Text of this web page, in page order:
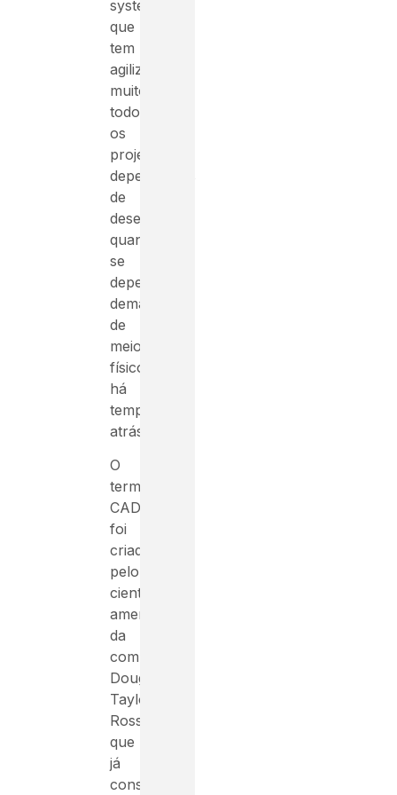
system),
que
tem
agilizado
muito
todos
os
projetos
dependentes
de
desenhos,
quando
se
dependia
demais
de
meios
físicos
há
tempos
atrás.
O
termo
CAD
foi
criado
pelo
cientista
americano
da
computação
Douglas
Taylor
Ross,
que
já
conseguia